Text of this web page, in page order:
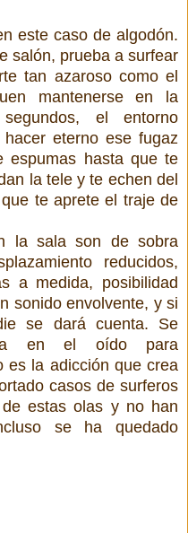
este caso de algodón.
salón, prueba a surfear
tan azaroso como el
mantenerse en la
el entorno
eterno ese fugaz
espumas hasta que te
la tele y te echen del
te aprete el traje de
la sala son de sobra
reducidos,
a medida, posibilidad
sonido envolvente, y si
se dará cuenta. Se
en el oído para
es la adicción que crea
casos de surferos
estas olas y no han
se ha quedado